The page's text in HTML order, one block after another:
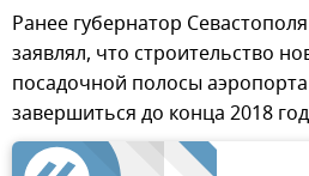
Ранее губернатор
заявлял, что строительство
посадочной полосы
завершиться до конца 2018